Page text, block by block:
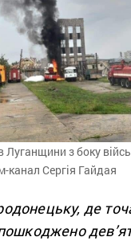
Луганщини з боку
канал Сергія Гайдая
де